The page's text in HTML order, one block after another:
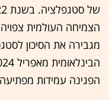
הצמיחה העולמית
מגבירה את הסיכון
הפגינה עמידות